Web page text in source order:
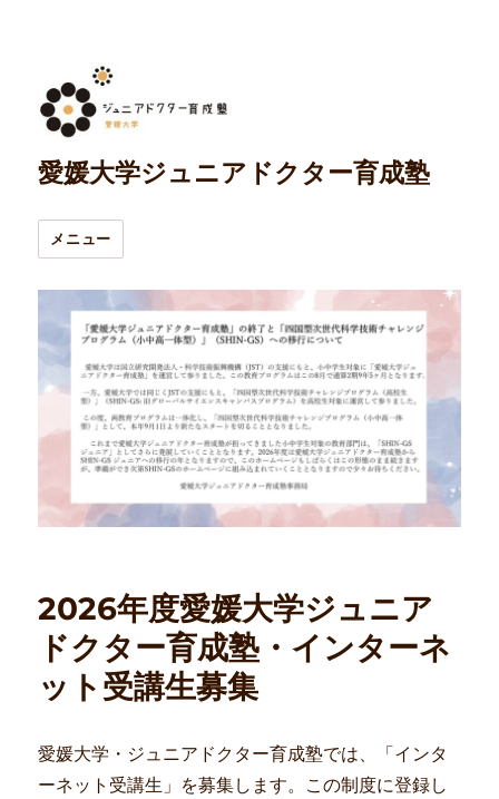
愛媛大学ジュニアドクター育成塾
メニュー
2026年度愛媛大学ジュニア
ドクター育成塾・インターネ
ット受講生募集
愛媛大学・ジュニアドクター育成塾では、「インタ
ーネット受講生」を募集します。この制度に登録し